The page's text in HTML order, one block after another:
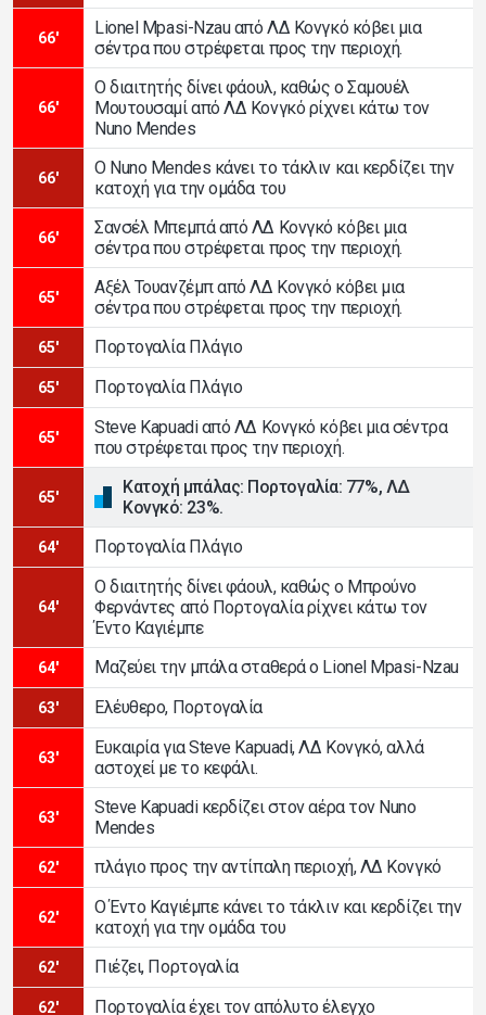
66'
Lionel Mpasi-Nzau από ΛΔ Κονγκό κόβει μια
σέντρα που στρέφεται προς την περιοχή.
66'
Ο διαιτητής δίνει φάουλ, καθώς ο Σαμουέλ
Μουτουσαμί από ΛΔ Κονγκό ρίχνει κάτω τον
Nuno Mendes
66'
Ο Nuno Mendes κάνει το τάκλιν και κερδίζει την
κατοχή για την ομάδα του
66'
Σανσέλ Μπεμπά από ΛΔ Κονγκό κόβει μια
σέντρα που στρέφεται προς την περιοχή.
65'
Αξέλ Τουανζέμπ από ΛΔ Κονγκό κόβει μια
σέντρα που στρέφεται προς την περιοχή.
65' Πορτογαλία Πλάγιο
65' Πορτογαλία Πλάγιο
65'
Steve Kapuadi από ΛΔ Κονγκό κόβει μια σέντρα
που στρέφεται προς την περιοχή.
65'
Κατοχή μπάλας: Πορτογαλία: 77%, ΛΔ
Κονγκό: 23%.
64' Πορτογαλία Πλάγιο
64'
Ο διαιτητής δίνει φάουλ, καθώς ο Μπρούνο
Φερνάντες από Πορτογαλία ρίχνει κάτω τον
Έντο Καγιέμπε
64' Μαζεύει την μπάλα σταθερά ο Lionel Mpasi-Nzau
63' Ελέυθερο, Πορτογαλία
63'
Ευκαιρία για Steve Kapuadi, ΛΔ Κονγκό, αλλά
αστοχεί με το κεφάλι.
63'
Steve Kapuadi κερδίζει στον αέρα τον Nuno
Mendes
62' πλάγιο προς την αντίπαλη περιοχή, ΛΔ Κονγκό
62'
Ο Έντο Καγιέμπε κάνει το τάκλιν και κερδίζει την
κατοχή για την ομάδα του
62' Πιέζει, Πορτογαλία
62' Πορτογαλία έχει τον απόλυτο έλεγχο